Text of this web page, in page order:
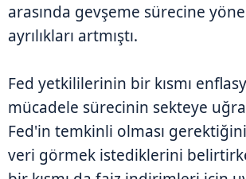
arasında gevşeme sürecine
ayrılıkları artmıştı.
Fed yetkililerinin bir kısmı
mücadele sürecinin sekteye
Fed'in temkinli olması
veri görmek istediklerini